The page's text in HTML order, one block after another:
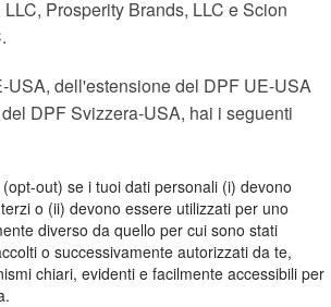
Prosperity Brands, LLC e Scion
USA, dell'estensione del DPF UE-USA
DPF Svizzera-USA, hai i seguenti
out) se i tuoi dati personali (i) devono
o (ii) devono essere utilizzati per uno
diverso da quello per cui sono stati
o successivamente autorizzati da te,
chiari, evidenti e facilmente accessibili per